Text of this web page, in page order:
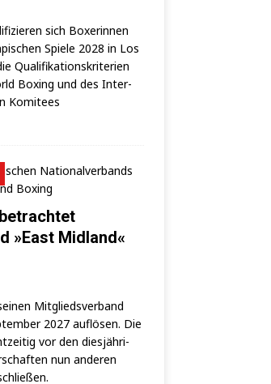
sich Boxe­rin­nen
Spie­le 2028 in Los
Qua­li­fi­ka­ti­ons­kri­te­ri­en
Boxing und des Inter­
Komi­tees
»East Midland«
Mit­glieds­ver­band
2027 auf­lö­sen. Die
vor den dies­jäh­ri­
nun ande­ren